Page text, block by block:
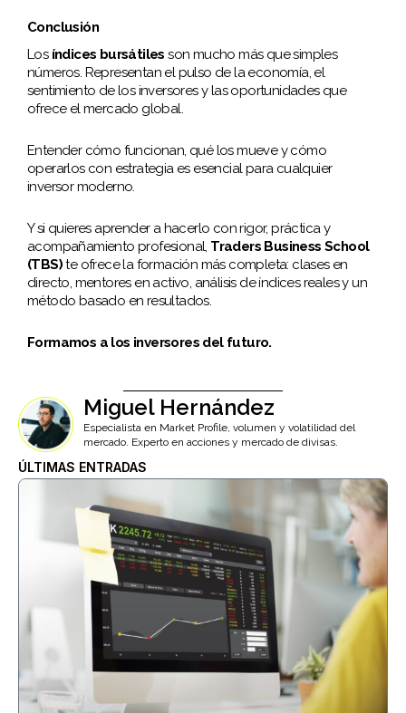
Conclusión
Los índices bursátiles son mucho más que simples
números. Representan el pulso de la economía, el
sentimiento de los inversores y las oportunidades que
ofrece el mercado global.
Entender cómo funcionan, qué los mueve y cómo
operarlos con estrategia es esencial para cualquier
inversor moderno.
Y si quieres aprender a hacerlo con rigor, práctica y
acompañamiento profesional, Traders Business School
(TBS)te ofrece la formación más completa: clases en
directo, mentores en activo, análisis de índices reales y un
método basado en resultados.
Formamos a los inversores del futuro.
Miguel Hernández
Especialista en Market Profile, volumen y volatilidad del
mercado. Experto en acciones y mercado de divisas.
ÚLTIMAS ENTRADAS